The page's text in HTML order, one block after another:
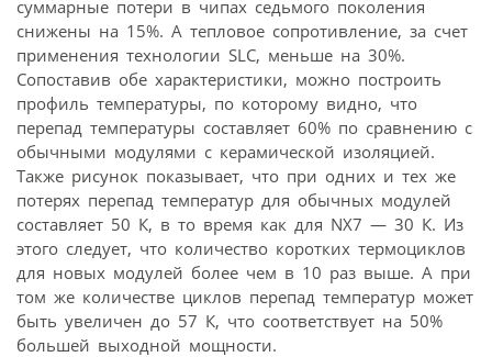
суммарные потери в чипах седьмого поколения
снижены на 15%. А тепловое сопротивление, за счет
применения технологии SLC, меньше на 30%.
Сопоставив обе характеристики, можно построить
профиль температуры, по которому видно, что
перепад температуры составляет 60% по сравнению с
обычными модулями с керамической изоляцией.
Также рисунок показывает, что при одних и тех же
потерях перепад температур для обычных модулей
составляет 50 К, в то время как для NX7 — 30 К. Из
этого следует, что количество коротких термоциклов
для новых модулей более чем в 10 раз выше. А при
том же количестве циклов перепад температур может
быть увеличен до 57 К, что соответствует на 50%
большей выходной мощности.